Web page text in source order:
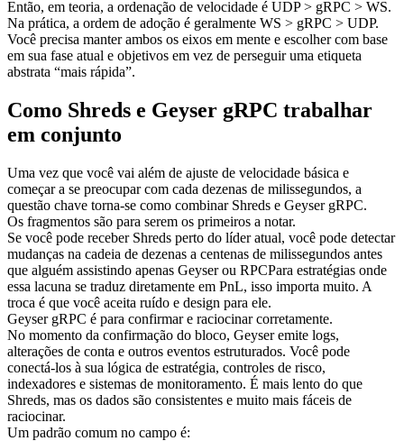
Então, em teoria, a ordenação de velocidade é UDP > gRPC > WS.
Na prática, a ordem de adoção é geralmente WS > gRPC > UDP.
Você precisa manter ambos os eixos em mente e escolher com base
em sua fase atual e objetivos em vez de perseguir uma etiqueta
abstrata “mais rápida”.
Como Shreds e Geyser gRPC trabalhar
em conjunto
Uma vez que você vai além de ajuste de velocidade básica e
começar a se preocupar com cada dezenas de milissegundos, a
questão chave torna-se como combinar Shreds e Geyser gRPC.
Os fragmentos são para serem os primeiros a notar.
Se você pode receber Shreds perto do líder atual, você pode detectar
mudanças na cadeia de dezenas a centenas de milissegundos antes
que alguém assistindo apenas Geyser ou RPCPara estratégias onde
essa lacuna se traduz diretamente em PnL, isso importa muito. A
troca é que você aceita ruído e design para ele.
Geyser gRPC é para confirmar e raciocinar corretamente.
No momento da confirmação do bloco, Geyser emite logs,
alterações de conta e outros eventos estruturados. Você pode
conectá-los à sua lógica de estratégia, controles de risco,
indexadores e sistemas de monitoramento. É mais lento do que
Shreds, mas os dados são consistentes e muito mais fáceis de
raciocinar.
Um padrão comum no campo é: